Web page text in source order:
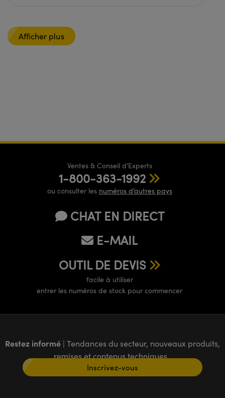
Afficher plus
Ventes & Conseil d’Experts
1-800-363-1992
ou consulter les numéros d’autres pays
CHAT EN DIRECT
E-MAIL
OUTIL DE DEVIS
facile à utiliser
entrer les numéros de stock pour commencer
Restez informé | Tendances du secteur, nouveaux produits,
remises et contenus techniques
Inscrivez-vous